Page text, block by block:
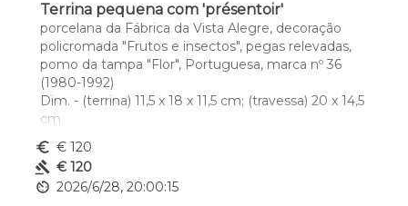
Terrina pequena com 'présentoir'
porcelana da Fábrica da Vista Alegre, decoração
policromada "Frutos e insectos", pegas relevadas,
pomo da tampa "Flor", Portuguesa, marca nº 36
(1980-1992)
Dim. - (terrina) 11,5 x 18 x 11,5 cm; (travessa) 20 x 14,5
cm
euro_symbol € 120
gavel € 120
av_timer 2026/6/28, 20:00:15